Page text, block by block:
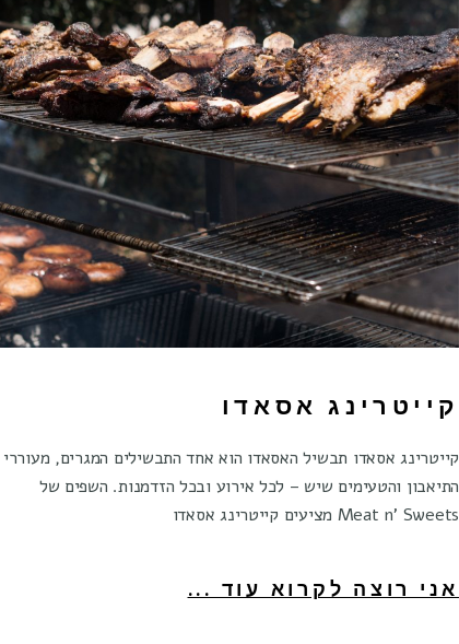
קייטרינג אסאדו
קייטרינג אסאדו תבשיל האסאדו הוא אחד התבשילים המגרים, מעוררי
התיאבון והטעימים שיש – לכל אירוע ובכל הזדמנות. השפים של
Meat n' Sweets מציעים קייטרינג אסאדו
אני רוצה לקרוא עוד ...